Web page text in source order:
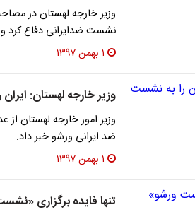
وزیر خارجه لهستان در
نشست ضدایرانی دفاع کرد و
۱ بهمن ۱۳۹۷
وزیر خارجه لهستان:
وزیر امور خارجه لهستان
ضد ایرانی ورشو خبر داد.
۱ بهمن ۱۳۹۷
تنها فایده برگزاری